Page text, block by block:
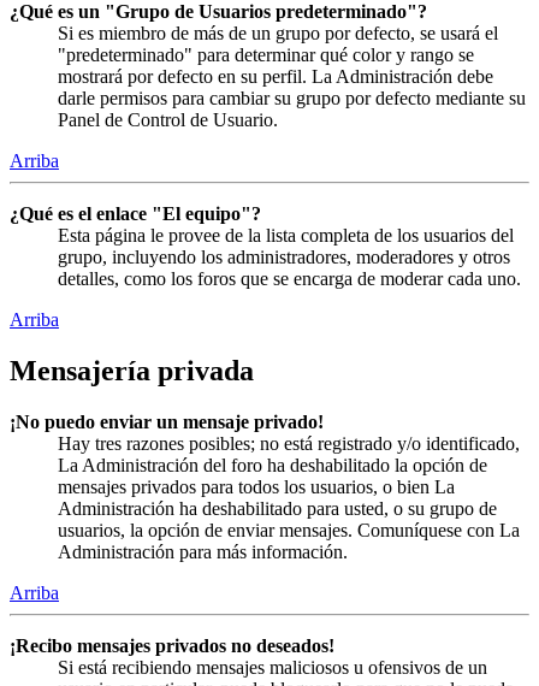
¿Qué es un "Grupo de Usuarios predeterminado"?
Si es miembro de más de un grupo por defecto, se usará el
"predeterminado" para determinar qué color y rango se
mostrará por defecto en su perfil. La Administración debe
darle permisos para cambiar su grupo por defecto mediante su
Panel de Control de Usuario.
Arriba
¿Qué es el enlace "El equipo"?
Esta página le provee de la lista completa de los usuarios del
grupo, incluyendo los administradores, moderadores y otros
detalles, como los foros que se encarga de moderar cada uno.
Arriba
Mensajería privada
¡No puedo enviar un mensaje privado!
Hay tres razones posibles; no está registrado y/o identificado,
La Administración del foro ha deshabilitado la opción de
mensajes privados para todos los usuarios, o bien La
Administración ha deshabilitado para usted, o su grupo de
usuarios, la opción de enviar mensajes. Comuníquese con La
Administración para más información.
Arriba
¡Recibo mensajes privados no deseados!
Si está recibiendo mensajes maliciosos u ofensivos de un